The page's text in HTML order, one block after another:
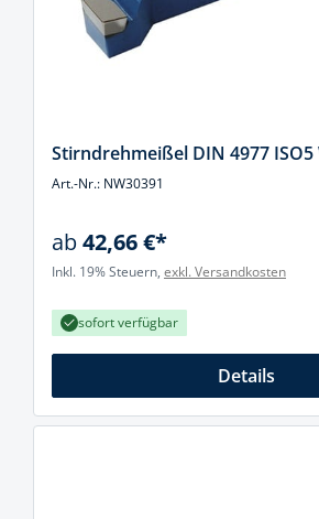
Stirndrehmeißel DIN 4977 ISO5
Art.-Nr.: NW30391
ab42,66 €*
Inkl. 19% Steuern, exkl. Versandkosten
sofort verfügbar
Details